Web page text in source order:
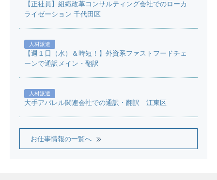
【正社員】組織改革コンサルティング会社でのローカ
ライゼーション 千代田区
人材派遣
【週１日（水）＆時短！】外資系ファストフードチェ
ーンで通訳メイン・翻訳
人材派遣
大手アパレル関連会社での通訳・翻訳 江東区
お仕事情報の一覧へ